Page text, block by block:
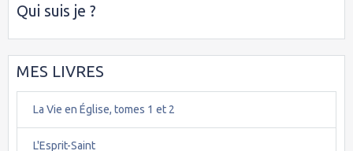
Qui suis je ?
MES LIVRES
La Vie en Église, tomes 1 et 2
L'Esprit-Saint